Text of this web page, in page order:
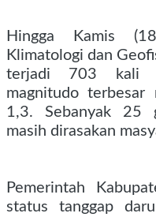
Hingga Kamis
Klimatologi dan
terjadi 703 kali
magnitudo terbesar
1,3. Sebanyak 25
masih dirasakan
Pemerintah
status tanggap